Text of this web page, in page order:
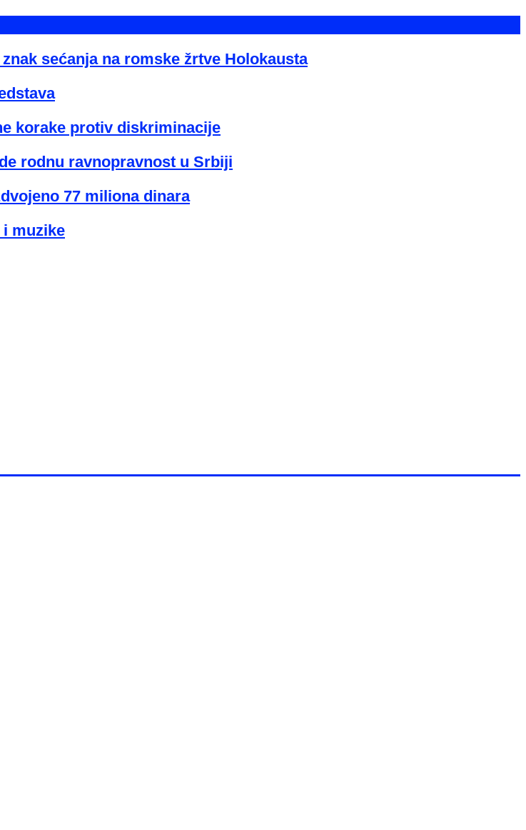
sećanja na romske žrtve Holokausta
korake protiv diskriminacije
rodnu ravnopravnost u Srbiji
77 miliona dinara
muzike